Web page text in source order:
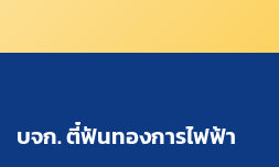
บจก. ตี๋ฟันทองการไฟฟ้า